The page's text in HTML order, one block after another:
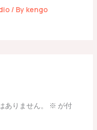
/ By kengo
りません。 ※ が付